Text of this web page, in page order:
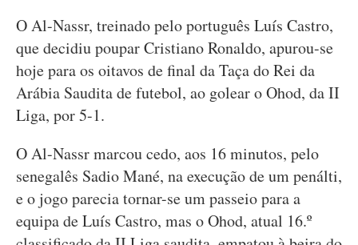
O Al-Nassr, treinado pelo português Luís Castro,
que decidiu poupar Cristiano Ronaldo, apurou-se
hoje para os oitavos de final da Taça do Rei da
Arábia Saudita de futebol, ao golear o Ohod, da II
Liga, por 5-1.
O Al-Nassr marcou cedo, aos 16 minutos, pelo
senegalês Sadio Mané, na execução de um penálti,
e o jogo parecia tornar-se um passeio para a
equipa de Luís Castro, mas o Ohod, atual 16.º